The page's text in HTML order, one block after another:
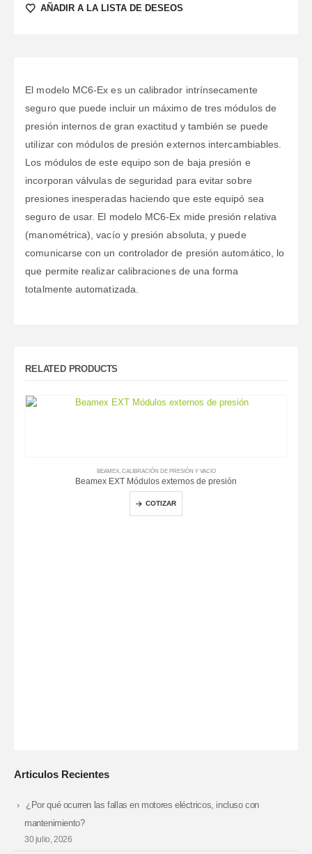
AÑADIR A LA LISTA DE DESEOS
El modelo MC6-Ex es un calibrador intrínsecamente
seguro que puede incluir un máximo de tres módulos de
presión internos de gran exactitud y también se puede
utilizar con módulos de presión externos intercambiables.
Los módulos de este equipo son de baja presión e
incorporan válvulas de seguridad para evitar sobre
presiones inesperadas haciendo que este equipó sea
seguro de usar. El modelo MC6-Ex mide presión relativa
(manométrica), vacío y presión absoluta, y puede
comunicarse con un controlador de presión automático, lo
que permite realizar calibraciones de una forma
totalmente automatizada.
RELATED PRODUCTS
BEAMEX, CALIBRACIÓN DE PRESIÓN Y VACIO
Beamex EXT Módulos externos de presión
COTIZAR
Articulos Recientes
¿Por qué ocurren las fallas en motores eléctricos, incluso con
mantenimiento?
30 julio, 2026